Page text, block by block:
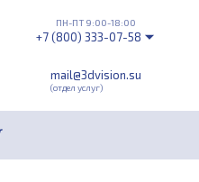
mail@3dvision.su
(отдел услуг)
ПН-ПТ 9:00-18:00
+7 (800) 333-07-58